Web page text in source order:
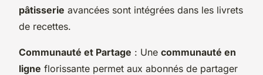
pâtisserie avancées sont intégrées dans les livrets
de recettes.
Communauté et Partage : Une communauté en
ligne florissante permet aux abonnés de partager